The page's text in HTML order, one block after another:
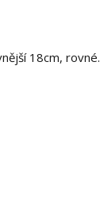
18cm, rovné.